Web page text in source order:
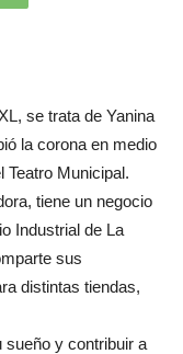
se trata de Yanina
la corona en medio
Teatro Municipal.
tiene un negocio
Industrial de La
sus
distintas tiendas,
sueño y contribuir a